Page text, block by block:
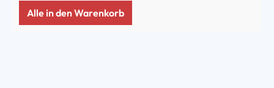
Alle in den Warenkorb